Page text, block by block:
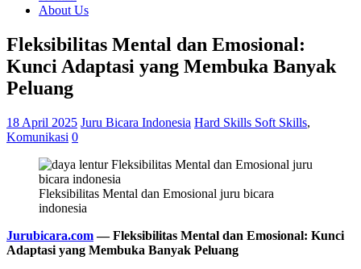
About Us
Fleksibilitas Mental dan Emosional:
Kunci Adaptasi yang Membuka Banyak
Peluang
18 April 2025 Juru Bicara Indonesia Hard Skills Soft Skills,
Komunikasi 0
Fleksibilitas Mental dan Emosional juru bicara
indonesia
Jurubicara.com— Fleksibilitas Mental dan Emosional: Kunci
Adaptasi yang Membuka Banyak Peluang